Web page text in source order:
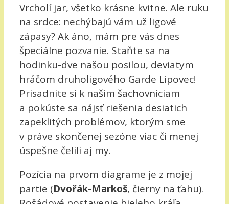
Vrcholí jar, všetko krásne kvitne. Ale ruku
na srdce: nechýbajú vám už ligové
zápasy? Ak áno, mám pre vás dnes
špeciálne pozvanie. Staňte sa na
hodinku-dve našou posilou, deviatym
hráčom druholigového Garde Lipovec!
Prisadnite si k našim šachovniciam
a pokúste sa nájsť riešenia desiatich
zapeklitých problémov, ktorým sme
v práve skončenej sezóne viac či menej
úspešne čelili aj my.
Pozícia na prvom diagrame je z mojej
partie (Dvořák-Markoš, čierny na ťahu).